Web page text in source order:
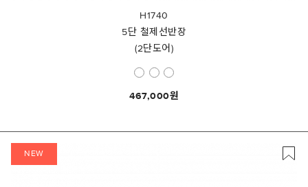
H1740
5단 철제선반장
(2단도어)
467,000
NEW